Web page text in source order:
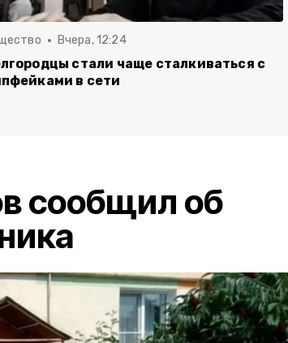
Вчера, 12:24
стали чаще сталкиваться с
в сети
сообщил об